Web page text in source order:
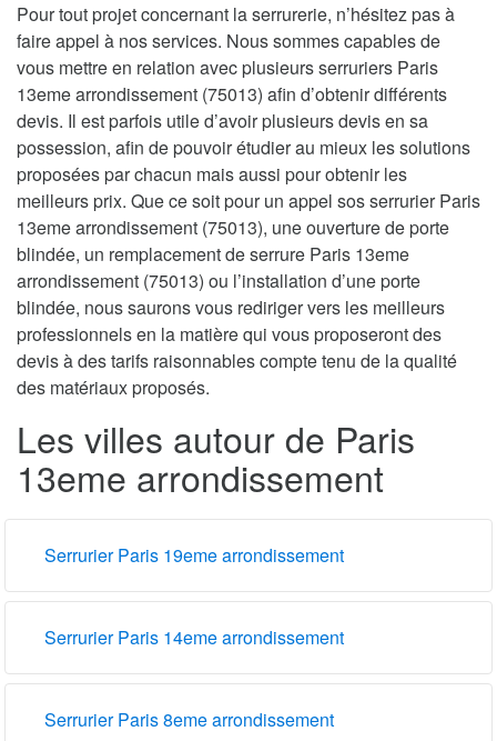
Pour tout projet concernant la serrurerie, n’hésitez pas à
faire appel à nos services. Nous sommes capables de
vous mettre en relation avec plusieurs serruriers Paris
13eme arrondissement (75013) afin d’obtenir différents
devis. Il est parfois utile d’avoir plusieurs devis en sa
possession, afin de pouvoir étudier au mieux les solutions
proposées par chacun mais aussi pour obtenir les
meilleurs prix. Que ce soit pour un appel sos serrurier Paris
13eme arrondissement (75013), une ouverture de porte
blindée, un remplacement de serrure Paris 13eme
arrondissement (75013) ou l’installation d’une porte
blindée, nous saurons vous rediriger vers les meilleurs
professionnels en la matière qui vous proposeront des
devis à des tarifs raisonnables compte tenu de la qualité
des matériaux proposés.
Les villes autour de Paris
13eme arrondissement
Serrurier Paris 19eme arrondissement
Serrurier Paris 14eme arrondissement
Serrurier Paris 8eme arrondissement